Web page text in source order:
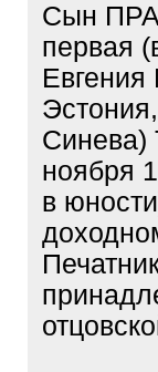
Сын
первая
Синева)
ноября
в